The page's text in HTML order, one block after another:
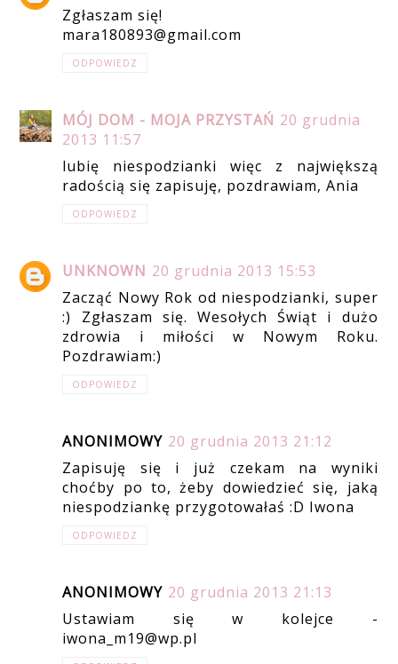
Zgłaszam się!
mara180893@gmail.com
ODPOWIEDZ
MÓJ DOM - MOJA PRZYSTAŃ 20 grudnia
2013 11:57
lubię niespodzianki więc z największą
radością się zapisuję, pozdrawiam, Ania
ODPOWIEDZ
UNKNOWN 20 grudnia 2013 15:53
Zacząć Nowy Rok od niespodzianki, super
:) Zgłaszam się. Wesołych Świąt i dużo
zdrowia i miłości w Nowym Roku.
Pozdrawiam:)
ODPOWIEDZ
ANONIMOWY 20 grudnia 2013 21:12
Zapisuję się i już czekam na wyniki
choćby po to, żeby dowiedzieć się, jaką
niespodziankę przygotowałaś :D Iwona
ODPOWIEDZ
ANONIMOWY 20 grudnia 2013 21:13
Ustawiam się w kolejce -
iwona_m19@wp.pl